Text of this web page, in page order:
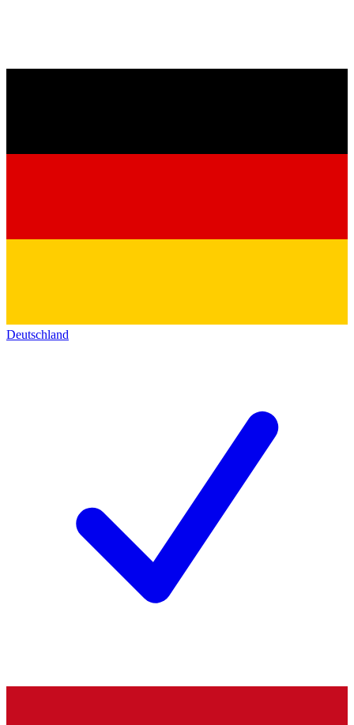
Deutschland